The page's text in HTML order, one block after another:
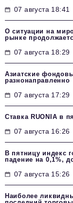
07 августа 18:41
О ситуации на
рынке
07 августа 18:29
Азиатские
разнонаправленно
07 августа 17:29
Ставка RUONIA в
07 августа 16:26
В пятницу индекс
падение на 0,1%,
07 августа 15:26
Наиболее